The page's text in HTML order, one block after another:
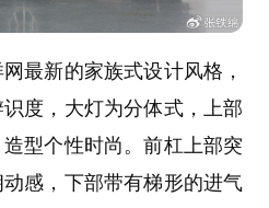
最新的家族式设计风格，
度，大灯为分体式，上部
型个性时尚。前杠上部突
感，下部带有梯形的进气